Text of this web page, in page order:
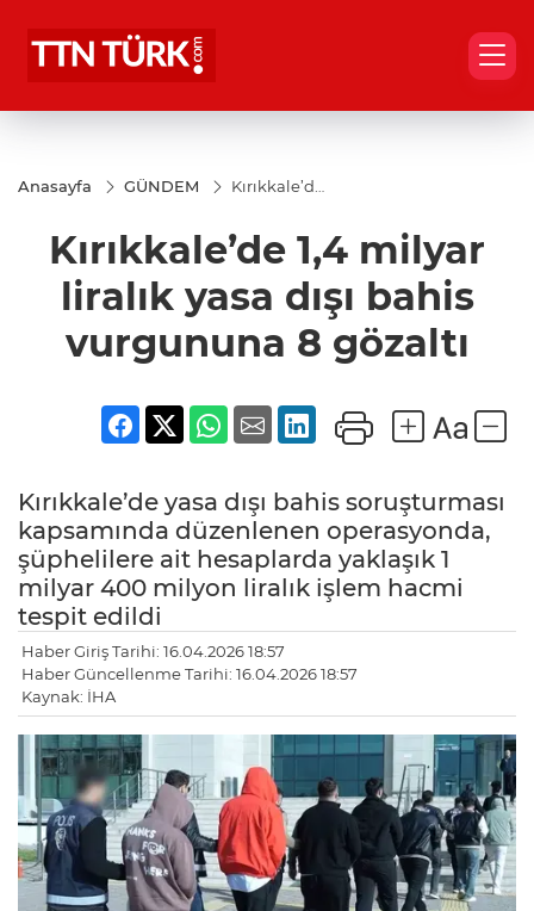
Anasayfa GÜNDEM
Kırıkkale’de
dışı bahis
vurgununa
Kırıkkale’de 1,4 milyar
liralık yasa dışı bahis
vurgununa 8 gözaltı
Kırıkkale’de yasa dışı bahis soruşturması
kapsamında düzenlenen operasyonda,
şüphelilere ait hesaplarda yaklaşık 1
milyar 400 milyon liralık işlem hacmi
tespit edildi
Haber Giriş Tarihi: 16.04.2026 18:57
Haber Güncellenme Tarihi: 16.04.2026 18:57
Kaynak: İHA